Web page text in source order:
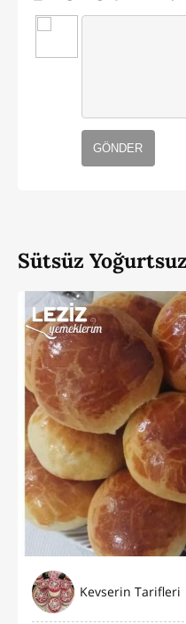
GÖNDER
Sütsüz
Kevserin Tarifleri